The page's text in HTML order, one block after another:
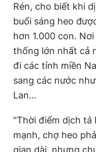
Rén, cho biết khi
buổi sáng heo
hơn 1.000 con.
thống lớn nhất cả
đi các tỉnh miền
sang các nước
Lan…
"Thời điểm dịch tả
mạnh, chợ heo
gian dài, nhưng